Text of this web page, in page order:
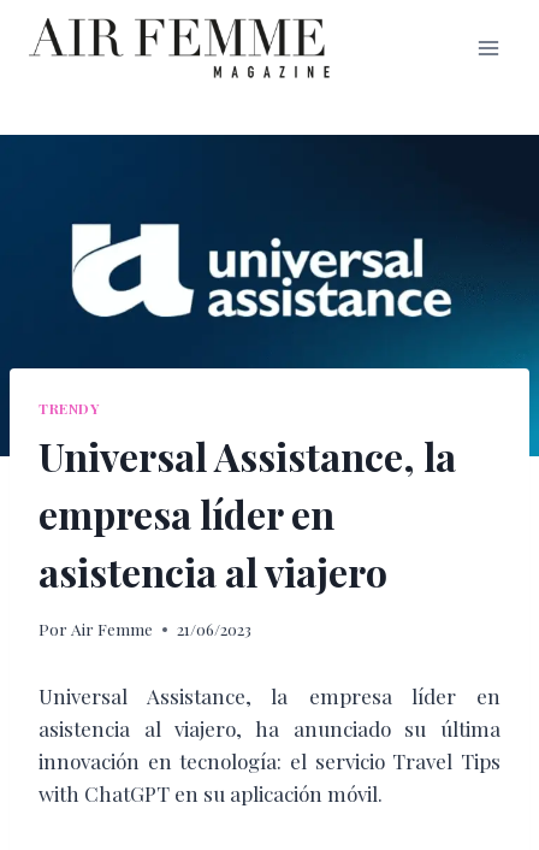
Saltar
TRENDY
Universal Assistance, la
empresa líder en
asistencia al viajero
Por Air Femme 21/06/2023
Universal Assistance, la empresa líder en
asistencia al viajero, ha anunciado su última
innovación en tecnología: el servicio Travel Tips
with ChatGPT en su aplicación móvil.